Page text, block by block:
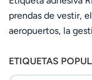
prendas de vestir,
aeropuertos, la
ETIQUETAS